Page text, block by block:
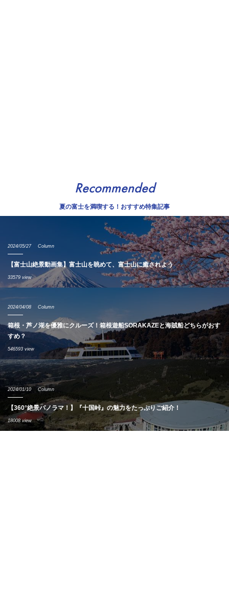
Recommended
夏の富士を満喫する！おすすめ特集記事
2024/05/27 Column
【富士山絶景動画集】富士山を眺めて、富士山に癒されよう
33579 view
2024/04/08 Column
箱根・芦ノ湖を優雅にクルーズ！箱根遊船SORAKAZEと海賊船どちらがおす
すめ？
546593 view
2024/01/10 Column
【360°絶景パノラマ！】『十国峠』の魅力をたっぷりご紹介！
18008 view